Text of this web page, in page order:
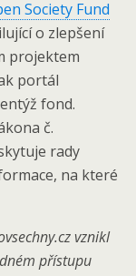
Society Fund
o zlepšení
projektem
portál
fond.
č.
rady
na které
vznikl
přístupu